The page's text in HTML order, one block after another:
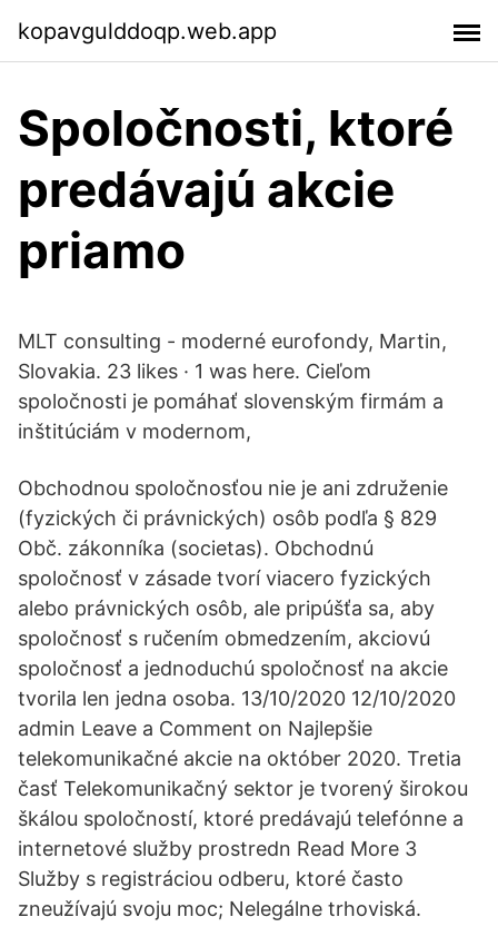
kopavgulddoqp.web.app
Spoločnosti, ktoré
predávajú akcie
priamo
MLT consulting - moderné eurofondy, Martin,
Slovakia. 23 likes · 1 was here. Cieľom
spoločnosti je pomáhať slovenským firmám a
inštitúciám v modernom,
Obchodnou spoločnosťou nie je ani združenie
(fyzických či právnických) osôb podľa § 829
Obč. zákonníka (societas). Obchodnú
spoločnosť v zásade tvorí viacero fyzických
alebo právnických osôb, ale pripúšťa sa, aby
spoločnosť s ručením obmedzením, akciovú
spoločnosť a jednoduchú spoločnosť na akcie
tvorila len jedna osoba. 13/10/2020 12/10/2020
admin Leave a Comment on Najlepšie
telekomunikačné akcie na október 2020. Tretia
časť Telekomunikačný sektor je tvorený širokou
škálou spoločností, ktoré predávajú telefónne a
internetové služby prostredn Read More 3
Služby s registráciou odberu, ktoré často
zneužívajú svoju moc; Nelegálne trhoviská.